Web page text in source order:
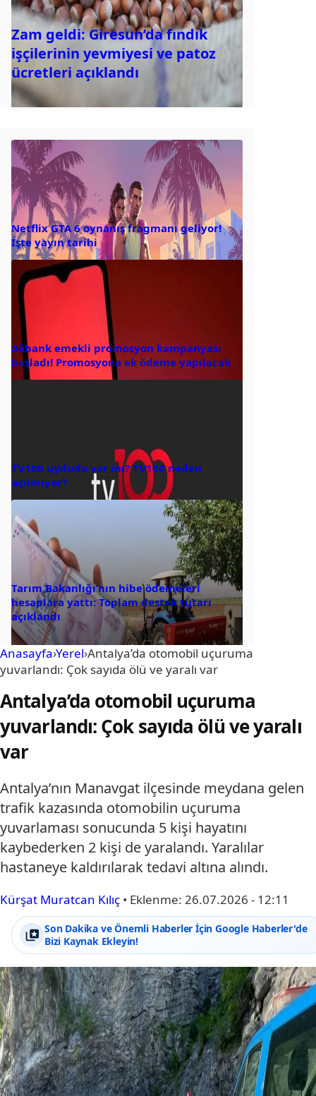
Zam geldi: Giresun’da fındık
işçilerinin yevmiyesi ve patoz
ücretleri açıklandı
Netflix GTA 6 oynanış fragmanı geliyor!
İşte yayın tarihi
Akbank emekli promosyon kampanyası
başladı! Promosyona ek ödeme yapılacak
TV100 uyduda var mı? TV100 neden
açılmıyor?
Tarım Bakanlığı’nın hibe ödemeleri
hesaplara yattı: Toplam destek tutarı
açıklandı
Anasayfa›Yerel›Antalya’da otomobil uçuruma
yuvarlandı: Çok sayıda ölü ve yaralı var
Antalya’da otomobil uçuruma
yuvarlandı: Çok sayıda ölü ve yaralı
var
Antalya’nın Manavgat ilçesinde meydana gelen
trafik kazasında otomobilin uçuruma
yuvarlaması sonucunda 5 kişi hayatını
kaybederken 2 kişi de yaralandı. Yaralılar
hastaneye kaldırılarak tedavi altına alındı.
Kürşat Muratcan Kılıç • Eklenme: 26.07.2026 - 12:11
Son Dakika ve Önemli Haberler İçin Google Haberler'de
Bizi Kaynak Ekleyin!